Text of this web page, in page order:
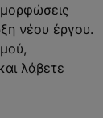
νέου έργου.
λάβετε